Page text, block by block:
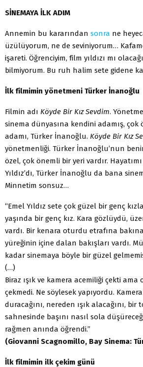
SİNEMAYA İLK ADIM
Annemin bu kararından sonra ne
üzülüyorum, ne de seviniyorum…
işareti. Öğrenciyim, film yıldızı mı
bilmiyorum. Bu ruh halim sete gidene
İlk filmimin yönetmeni Türker İnanoğlu
Filmin adı Köyde Bir Kız Sevdim.
sinema dünyasına kendini adamış, çok
adamı, Türker İnanoğlu. Köyde Bir Kız
yönetmenliği. Türker İnanoğlu’nun
özel, çok önemli bir yeri vardır.
Yıldız’dı, Türker İnanoğlu da bana
Minnetim sonsuz…
“Emel Yıldız sete çok güzel bir genç
yaşında bir genç kız. Kara gözlüydü,
vardı. Bir kenara oturdu etrafına
yüreğinin içine dalan bakışları vardı.
kadar sinemaya böyle bir güzel
(…)
Biraz ışık ve kamera acemiliği çekti ama
çekmedi. Ne söylesek yapıyordu.
duracağını, nereden ışık alacağını, bir
sahnesinde başını nasıl sola
rağmen anında öğrendi.”
(Giovanni Scagnomillo, Bay Sinema:
İlk filmimin ilk çekim günü